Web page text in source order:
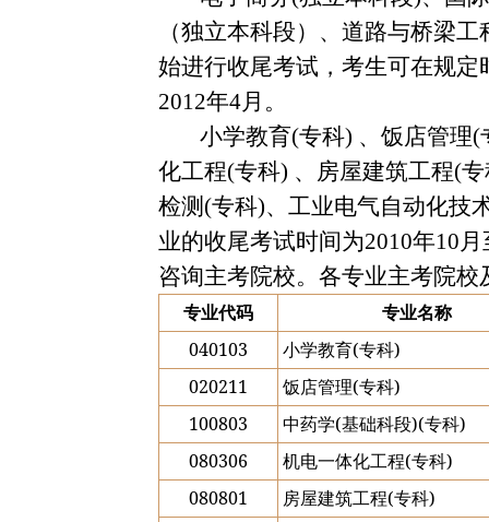
（独立本科段）、道路与桥梁
始进行收尾考试，考生可在规
2012年4月。
小学教育(专科) 、饭店管理(
化工程(专科) 、房屋建筑工程(专
检测 (专科)、工业电气自动化技
业的收尾考试时间为2010年10月
咨询主考院校。各专业主考院校
专业代码 专业名称
040103 小学教育(专科)
020211
饭店管理(专科)
100803
中药学(基础科段)(专科)
080306
机电一体化工程(专科)
080801
房屋建筑工程(专科)